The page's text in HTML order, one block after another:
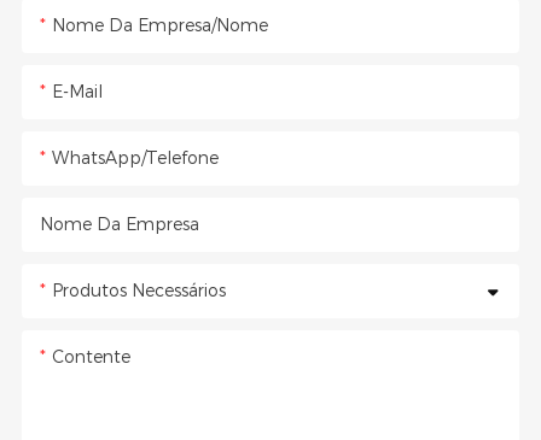
Nome Da Empresa/Nome
E-Mail
WhatsApp/Telefone
Nome Da Empresa
Produtos Necessários
Contente